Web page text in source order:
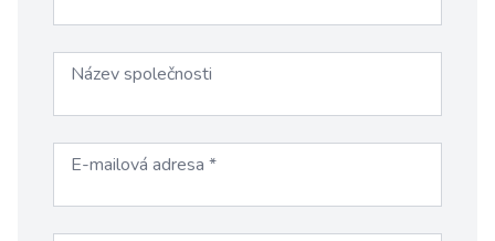
Název společnosti
E-mailová adresa *